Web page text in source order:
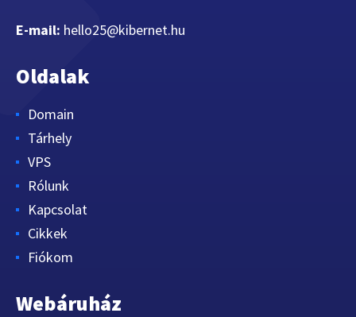
E-mail: hello25@kibernet.hu
Oldalak
Domain
Tárhely
VPS
Rólunk
Kapcsolat
Cikkek
Fiókom
Webáruház